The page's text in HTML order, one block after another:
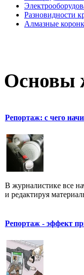
Разновидности
Алмазные
Основы
Репортаж: с чего
В журналистике все
и редактируя
Репортаж - эффект